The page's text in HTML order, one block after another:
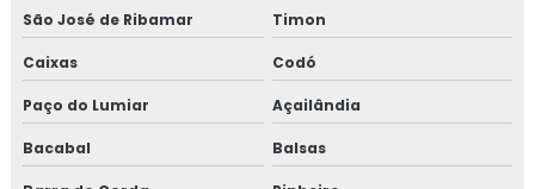
São José de Ribamar Timon
Caixas Codó
Paço do Lumiar Açailândia
Bacabal Balsas